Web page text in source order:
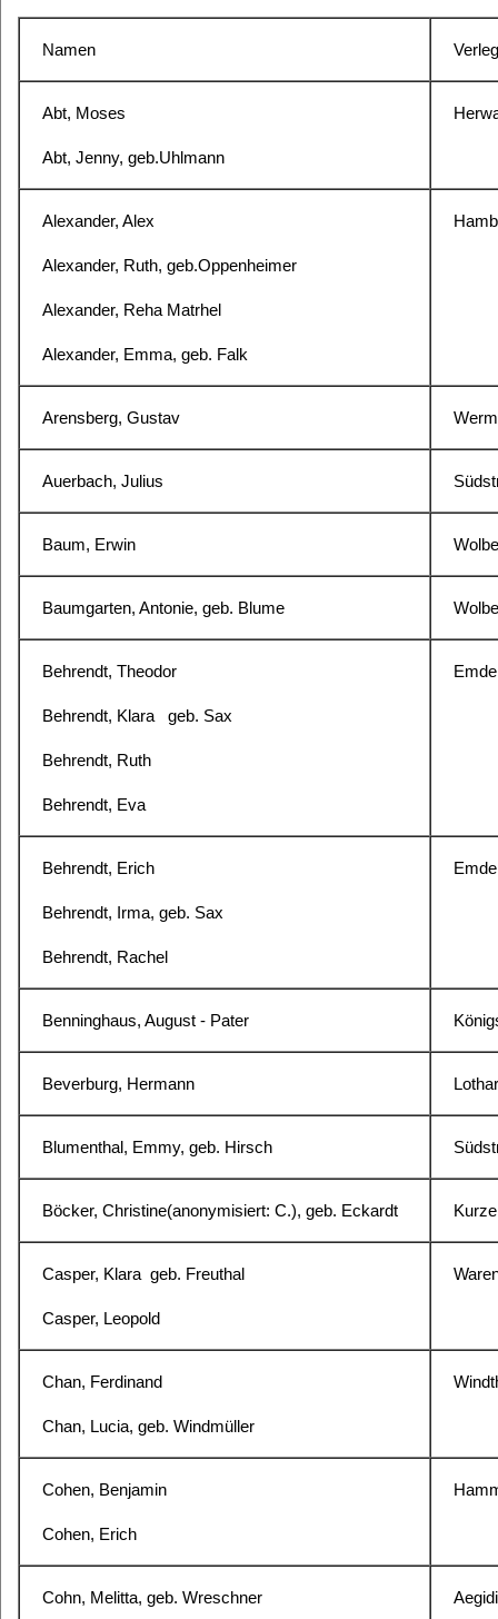
Namen
Abt, Moses
Abt, Jenny, geb.Uhlmann
Alexander, Alex
Alexander, Ruth, geb.Oppenheimer
Alexander, Reha Matrhel
Alexander, Emma, geb. Falk
Arensberg, Gustav
Auerbach, Julius
Baum, Erwin
Baumgarten, Antonie, geb. Blume
Behrendt, Theodor
Behrendt, Klara geb. Sax
Behrendt, Ruth
Behrendt, Eva
Behrendt, Erich
Behrendt, Irma, geb. Sax
Behrendt, Rachel
Benninghaus, August - Pater
Beverburg, Hermann
Blumenthal, Emmy, geb. Hirsch
Böcker, Christine(anonymisiert: C.), geb. Eckardt
Casper, Klara geb. Freuthal
Casper, Leopold
Chan, Ferdinand
Chan, Lucia, geb. Windmüller
Cohen, Benjamin
Cohen, Erich
Cohn, Melitta, geb. Wreschner